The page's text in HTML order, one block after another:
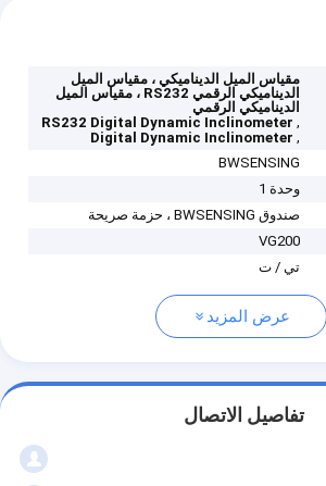
مقياس الميل الديناميكي ، مقياس الميل
الديناميكي الرقمي RS232 ، مقياس الميل
الديناميكي الرقمي
,
RS232 Digital Dynamic Inclinometer
,
Digital Dynamic Inclinometer
BWSENSING
وحدة 1
صندوق BWSENSING ، حزمة صريحة
VG200
تي / ت
عرض المزيد
تفاصيل الاتصال